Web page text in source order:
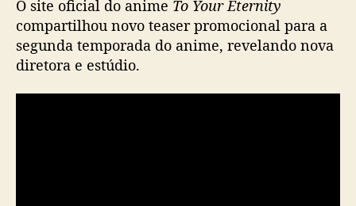
r
n
i
O site oficial do anime To Your Eternity
compartilhou novo teaser promocional para a
segunda temporada do anime, revelando nova
diretora e estúdio.